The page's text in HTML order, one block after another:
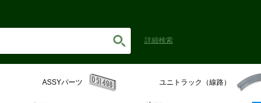
詳細検索
ASSYパーツ ユニトラック（線路）